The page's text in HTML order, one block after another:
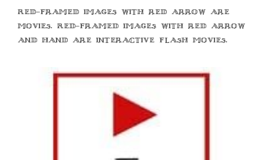
Red-framed images with red arrow are
movies. Red-framed images with red arrow
and hand are interactive flash movies.